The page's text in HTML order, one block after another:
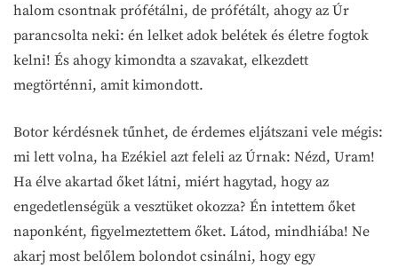
halom csontnak prófétálni, de prófétált, ahogy az Úr
parancsolta neki: én lelket adok belétek és életre fogtok
kelni! És ahogy kimondta a szavakat, elkezdett
megtörténni, amit kimondott.
Botor kérdésnek tűnhet, de érdemes eljátszani vele mégis:
mi lett volna, ha Ezékiel azt feleli az Úrnak: Nézd, Uram!
Ha élve akartad őket látni, miért hagytad, hogy az
engedetlenségük a vesztüket okozza? Én intettem őket
naponként, figyelmeztettem őket. Látod, mindhiába! Ne
akarj most belőlem bolondot csinálni, hogy egy